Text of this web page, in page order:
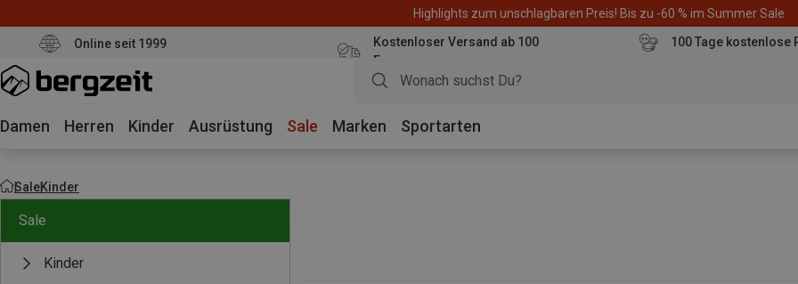
Highlights zum unschlagbaren Preis! Bis zu -60 % im Summer Sale
Online seit 1999
Kostenloser Versand ab 100
Euro
100 Tage kostenlose
Damen Herren Kinder Ausrüstung Sale Marken Sportarten
SaleKinder
Sale
Kinder